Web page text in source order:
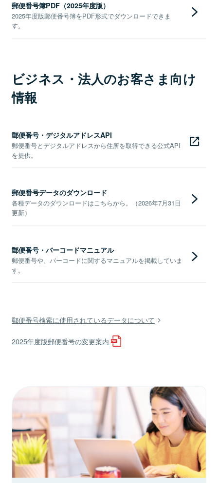
郵便番号簿PDF（2025年度版）
2025年度版郵便番号簿をPDF形式でダウンロードできま
す。
ビジネス・法人のお客さま向け
情報
郵便番号・デジタルアドレスAPI
郵便番号とデジタルアドレスから住所を取得できる公式API
を提供。
郵便番号データのダウンロード
各種データのダウンロードはこちらから。（2026年7月31日
更新）
郵便番号・バーコードマニュアル
郵便番号や、バーコードに関するマニュアルを掲載していま
す。
郵便番号検索に使用されているデータについて
2025年度版郵便番号の変更案内